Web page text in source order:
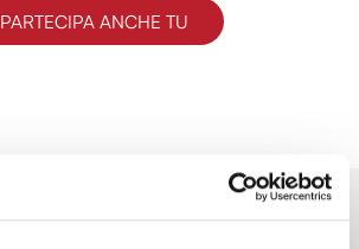
PARTECIPA ANCHE TU